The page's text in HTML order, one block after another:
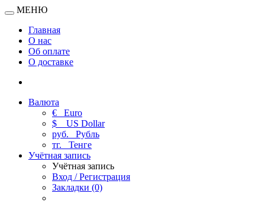
МЕНЮ
Главная
О нас
Об оплате
О доставке
Валюта
€ Euro
$
US Dollar
руб. Рубль
тг. Тенге
Учётная запись
Учётная запись
Вход / Регистрация
Закладки (0)